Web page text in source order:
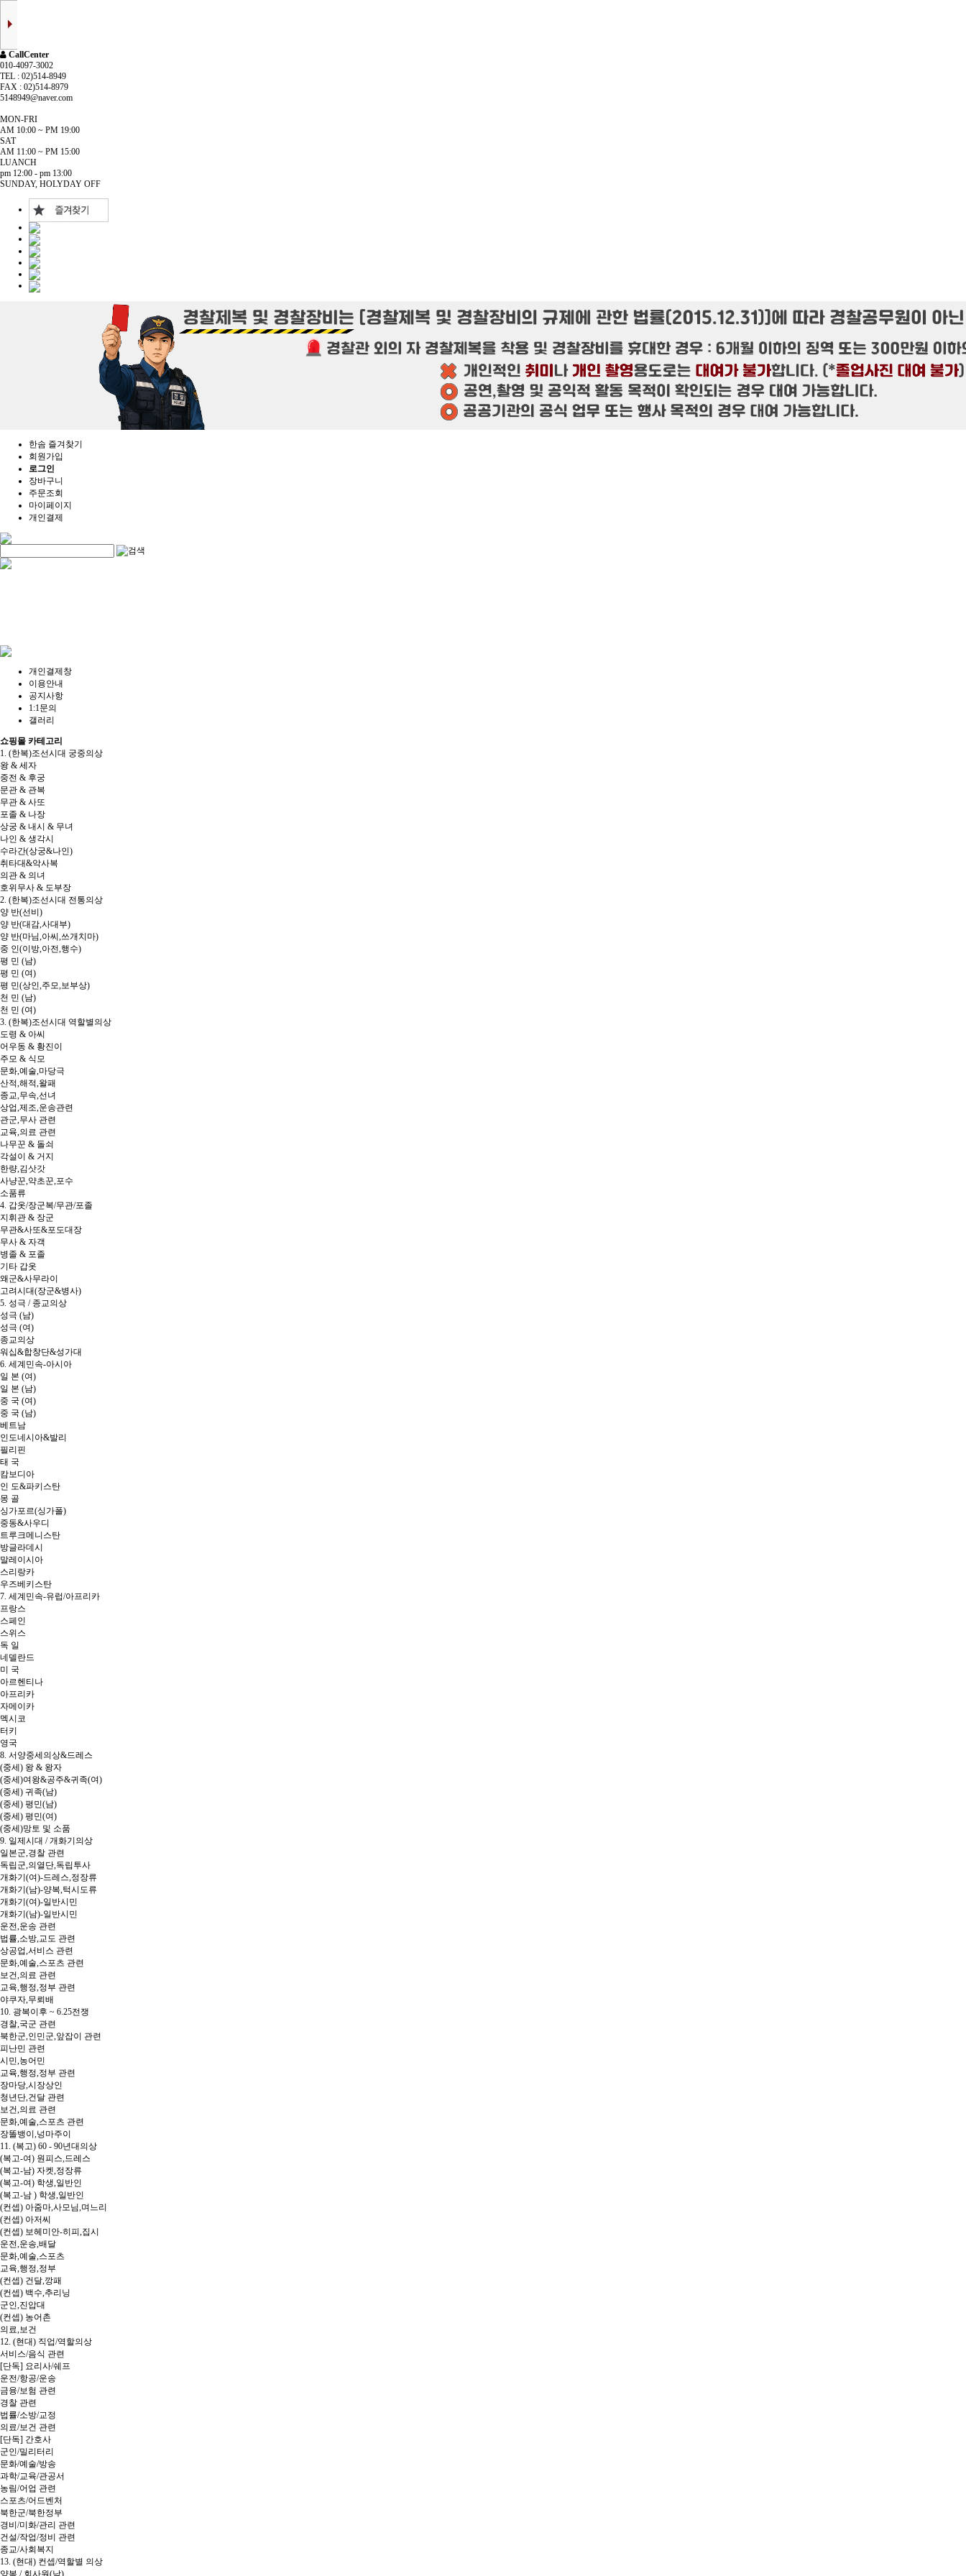
CallCenter
010-4097-3002
TEL : 02)514-8949
FAX : 02)514-8979
5148949@naver.com
MON-FRI
AM 10:00 ~ PM 19:00
SAT
AM 11:00 ~ PM 15:00
LUANCH
pm 12:00 - pm 13:00
SUNDAY, HOLYDAY OFF
한솜 즐겨찾기
회원가입
로그인
장바구니
주문조회
마이페이지
개인결제
개인결제창
이용안내
공지사항
1:1문의
갤러리
쇼핑몰 카테고리
1. (한복)조선시대 궁중의상
왕 & 세자
중전 & 후궁
문관 & 관복
무관 & 사또
포졸 & 나장
상궁 & 내시 & 무녀
나인 & 생각시
수라간(상궁&나인)
취타대&악사복
의관 & 의녀
호위무사 & 도부장
2. (한복)조선시대 전통의상
양 반(선비)
양 반(대감,사대부)
양 반(마님,아씨,쓰개치마)
중 인(이방,아전,행수)
평 민 (남)
평 민 (여)
평 민(상인,주모,보부상)
천 민 (남)
천 민 (여)
3. (한복)조선시대 역할별의상
도령 & 아씨
어우동 & 황진이
주모 & 식모
문화,예술,마당극
산적,해적,왈패
종교,무속,선녀
상업,제조,운송관련
관군,무사 관련
교육,의료 관련
나무꾼 & 돌쇠
각설이 & 거지
한량,김삿갓
사냥꾼,약초꾼,포수
소품류
4. 갑옷/장군복/무관/포졸
지휘관 & 장군
무관&사또&포도대장
무사 & 자객
병졸 & 포졸
기타 갑옷
왜군&사무라이
고려시대(장군&병사)
5. 성극 / 종교의상
성극 (남)
성극 (여)
종교의상
워십&합창단&성가대
6. 세계민속-아시아
일 본 (여)
일 본 (남)
중 국 (여)
중 국 (남)
베트남
인도네시아&발리
필리핀
태 국
캄보디아
인 도&파키스탄
몽 골
싱가포르(싱가폴)
중동&사우디
트루크메니스탄
방글라데시
말레이시아
스리랑카
우즈베키스탄
7. 세계민속-유럽/아프리카
프랑스
스페인
스위스
독 일
네델란드
미 국
아르헨티나
아프리카
자메이카
멕시코
터키
영국
8. 서양중세의상&드레스
(중세) 왕 & 왕자
(중세)여왕&공주&귀족(여)
(중세) 귀족(남)
(중세) 평민(남)
(중세) 평민(여)
(중세)망토 및 소품
9. 일제시대 / 개화기의상
일본군,경찰 관련
독립군,의열단,독립투사
개화기(여)-드레스,정장류
개화기(남)-양복,턱시도류
개화기(여)-일반시민
개화기(남)-일반시민
운전,운송 관련
법률,소방,교도 관련
상공업,서비스 관련
문화,예술,스포츠 관련
보건,의료 관련
교육,행정,정부 관련
야쿠자,무뢰배
10. 광복이후 ~ 6.25전쟁
경찰,국군 관련
북한군,인민군,앞잡이 관련
피난민 관련
시민,농어민
교육,행정,정부 관련
장마당,시장상인
청년단,건달 관련
보건,의료 관련
문화,예술,스포츠 관련
장똘뱅이,넝마주이
11. (복고) 60 - 90년대의상
(복고-여) 원피스,드레스
(복고-남) 자켓,정장류
(복고-여) 학생,일반인
(복고-남 ) 학생,일반인
(컨셉) 아줌마,사모님,며느리
(컨셉) 아저씨
(컨셉) 보헤미안-히피,집시
운전,운송,배달
문화,예술,스포츠
교육,행정,정부
(컨셉) 건달,깡패
(컨셉) 백수,추리닝
군인,진압대
(컨셉) 농어촌
의료,보건
12. (현대) 직업/역할의상
서비스/음식 관련
[단독] 요리사/쉐프
운전/항공/운송
금융/보험 관련
경찰 관련
법률/소방/교정
의료/보건 관련
[단독] 간호사
군인/밀리터리
문화/예술/방송
과학/교육/관공서
농림/어업 관련
스포츠/어드벤처
북한군/북한정부
경비/미화/관리 관련
건설/작업/정비 관련
종교/사회복지
13. (현대) 컨셉/역할별 의상
양복 / 회사원(남)